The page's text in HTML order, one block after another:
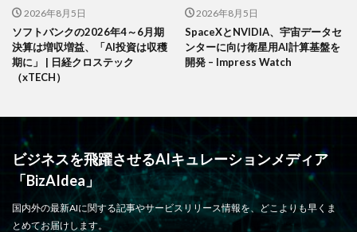
2026年8月5日
ソフトバンクの2026年4～6月期
決算は増収増益、「AI投資は収穫
期に」 | 日経クロステック
（xTECH）
2026年8月5日
SpaceXとNVIDIA、宇宙データセ
ンターに向け衛星用AI計算基盤を
開発 – Impress Watch
ビジネスを飛躍させるAIキュレーションメディア
「BizAIdea」
国内外の最新AIに関する記事やサービスリリース情報を、どこよりも早くま
とめてお届けします。